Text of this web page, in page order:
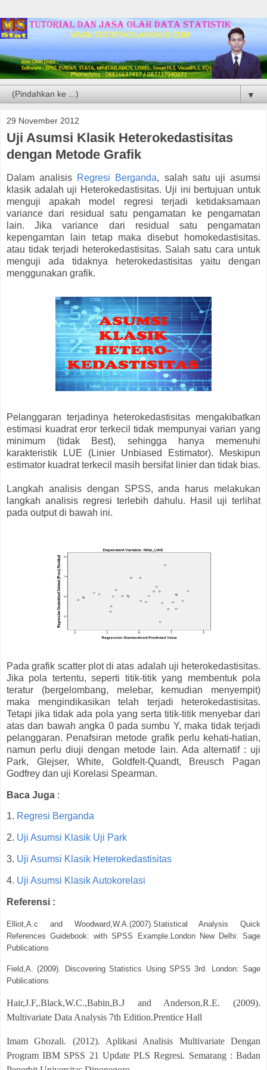
▼
29 November 2012
Uji Asumsi Klasik Heterokedastisitas
dengan Metode Grafik
Dalam analisis Regresi Berganda, salah satu uji asumsi
klasik adalah uji Heterokedastisitas. Uji ini bertujuan untuk
menguji apakah model regresi terjadi ketidaksamaan
variance dari residual satu pengamatan ke pengamatan
lain. Jika variance dari residual satu pengamatan
kepengamtan lain tetap maka disebut homokedastisitas.
atau tidak terjadi heterokedastisitas. Salah satu cara untuk
menguji ada tidaknya heterokedastisitas yaitu dengan
menggunakan grafik.
Pelanggaran terjadinya heterokedastisitas mengakibatkan
estimasi kuadrat eror terkecil tidak mempunyai varian yang
minimum (tidak Best), sehingga hanya memenuhi
karakteristik LUE (Linier Unbiased Estimator). Meskipun
estimator kuadrat terkecil masih bersifat linier dan tidak bias.
Langkah analisis dengan SPSS, anda harus melakukan
langkah analisis regresi terlebih dahulu. Hasil uji terlihat
pada output di bawah ini.
Pada grafik scatter plot di atas adalah uji heterokedastisitas.
Jika pola tertentu, seperti titik-titik yang membentuk pola
teratur (bergelombang, melebar, kemudian menyempit)
maka mengindikasikan telah terjadi heterokedastisitas.
Tetapi jika tidak ada pola yang serta titik-titik menyebar dari
atas dan bawah angka 0 pada sumbu Y, maka tidak terjadi
pelanggaran. Penafsiran metode grafik perlu kehati-hatian,
namun perlu diuji dengan metode lain. Ada alternatif : uji
Park, Glejser, White, Goldfelt-Quandt, Breusch Pagan
Godfrey dan uji Korelasi Spearman.
Baca Juga :
1. Regresi Berganda
2. Uji Asumsi Klasik Uji Park
3. Uji Asumsi Klasik Heterokedastisitas
4. Uji Asumsi Klasik Autokorelasi
Referensi :
Elliot,A.c and Woodward,W.A.(2007).Statistical Analysis Quick
References Guidebook: with SPSS Example.London New Delhi: Sage
Publications
Field,A. (2009). Discovering Statistics Using SPSS 3rd. London: Sage
Publications
Hair,J.F,.Black,W.C.,Babin,B.J and Anderson,R.E. (2009).
Multivariate Data Analysis 7th Edition.Prentice Hall
Imam Ghozali. (2012). Aplikasi Analisis Multivariate Dengan
Program IBM SPSS 21 Update PLS Regresi. Semarang : Badan